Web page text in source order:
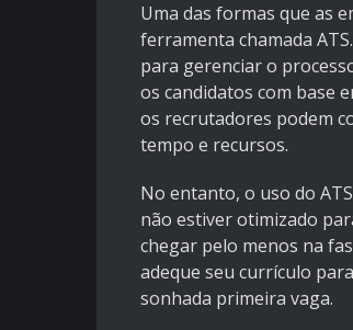
Uma das formas que as
ferramenta chamada
para gerenciar o
os candidatos com base
os recrutadores podem
tempo e recursos.
No entanto, o uso do
não estiver otimizado
chegar pelo menos na
adeque seu currículo
sonhada primeira vaga.